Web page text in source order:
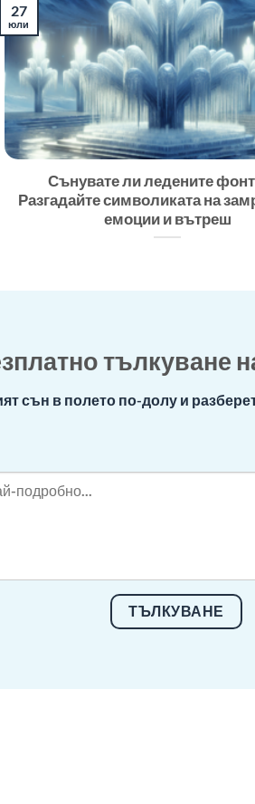
Сънувате ли ледените
Разгадайте символиката на
емоции и вътреш
27
юли
тълкуване
сън в полето по-долу и
ТЪЛКУВАНЕ